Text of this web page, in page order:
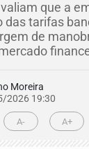
que a
das tarifas
de
Moreira
2026 19:30
A- A+